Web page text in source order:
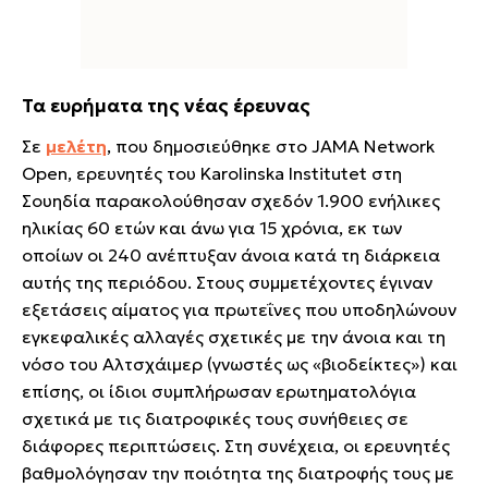
Τα ευρήματα της νέας έρευνας
Σε μελέτη, που δημοσιεύθηκε στο JAMA Network
Open, ερευνητές του Karolinska Institutet στη
Σουηδία παρακολούθησαν σχεδόν 1.900 ενήλικες
ηλικίας 60 ετών και άνω για 15 χρόνια, εκ των
οποίων οι 240 ανέπτυξαν άνοια κατά τη διάρκεια
αυτής της περιόδου. Στους συμμετέχοντες έγιναν
εξετάσεις αίματος για πρωτεΐνες που υποδηλώνουν
εγκεφαλικές αλλαγές σχετικές με την άνοια και τη
νόσο του Αλτσχάιμερ (γνωστές ως «βιοδείκτες») και
επίσης, οι ίδιοι συμπλήρωσαν ερωτηματολόγια
σχετικά με τις διατροφικές τους συνήθειες σε
διάφορες περιπτώσεις. Στη συνέχεια, οι ερευνητές
βαθμολόγησαν την ποιότητα της διατροφής τους με